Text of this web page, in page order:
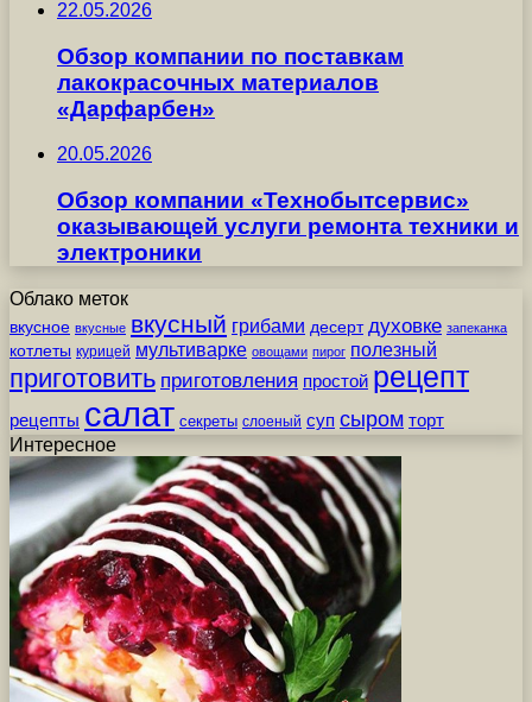
22.05.2026
Обзор компании по поставкам
лакокрасочных материалов
«Дарфарбен»
20.05.2026
Обзор компании «Технобытсервис»
оказывающей услуги ремонта техники и
электроники
Облако меток
вкусное вкусные вкусный грибами десерт духовке запеканка
котлеты курицей мультиварке овощами пирог полезный
приготовить приготовления простой рецепт
рецепты салат секреты слоеный суп сыром торт
Интересное